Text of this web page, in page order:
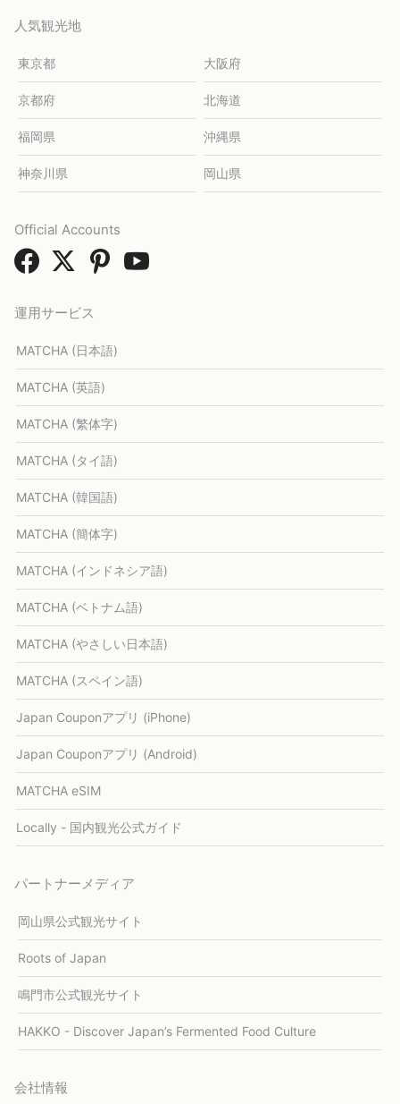
人気観光地
東京都 大阪府
京都府 北海道
福岡県 沖縄県
神奈川県 岡山県
運用サービス
MATCHA (日本語)
MATCHA (英語)
MATCHA (繁体字)
MATCHA (タイ語)
MATCHA (韓国語)
MATCHA (簡体字)
MATCHA (インドネシア語)
MATCHA (ベトナム語)
MATCHA (やさしい日本語)
MATCHA (スペイン語)
Japan Couponアプリ (iPhone)
Japan Couponアプリ (Android)
MATCHA eSIM
Locally - 国内観光公式ガイド
パートナーメディア
岡山県公式観光サイト
Roots of Japan
鳴門市公式観光サイト
HAKKO - Discover Japan’s Fermented Food Culture
会社情報
Official Accounts